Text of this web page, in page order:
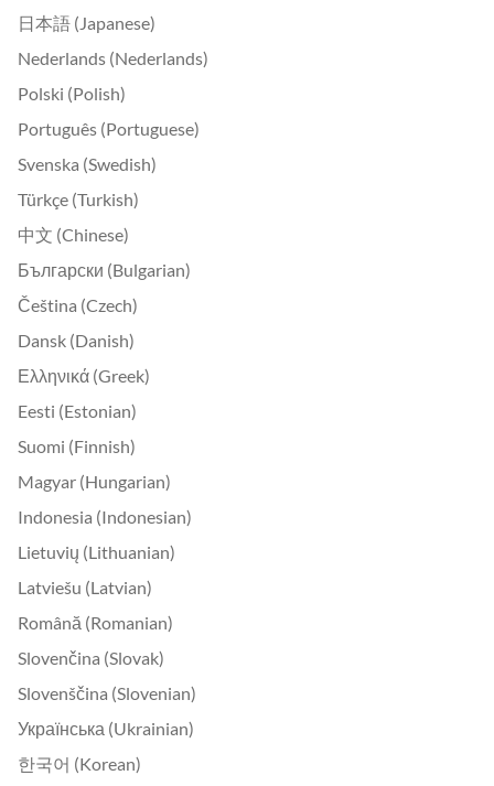
日本語 (Japanese)
Nederlands (Nederlands)
Polski (Polish)
Português (Portuguese)
Svenska (Swedish)
Türkçe (Turkish)
中文 (Chinese)
Български (Bulgarian)
Čeština (Czech)
Dansk (Danish)
Ελληνικά (Greek)
Eesti (Estonian)
Suomi (Finnish)
Magyar (Hungarian)
Indonesia (Indonesian)
Lietuvių (Lithuanian)
Latviešu (Latvian)
Română (Romanian)
Slovenčina (Slovak)
Slovenščina (Slovenian)
Українська (Ukrainian)
한국어 (Korean)